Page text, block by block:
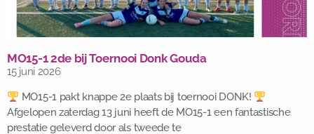
MO15-1 2de bij Toernooi Donk Gouda
15 juni 2026
MO15-1 pakt knappe 2e plaats bij toernooi DONK!
Afgelopen zaterdag 13 juni heeft de MO15-1 een fantastische
prestatie geleverd door als tweede te